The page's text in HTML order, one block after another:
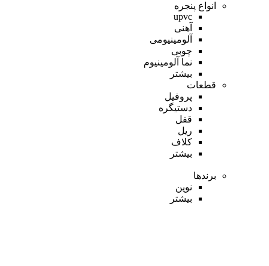
انواع پنجره
upvc
آهنی
آلومینیومی
چوبی
نما آلومینیوم
بیشتر
قطعات
پروفیل
دستیگره
قفل
ریل
کلاف
بیشتر
برندها
نوین
بیشتر